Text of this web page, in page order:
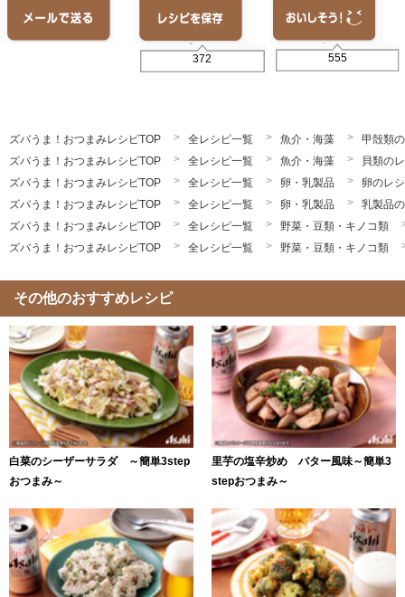
372 555
ズバうま！おつまみレシピTOP 全レシピ一覧 魚介・海藻
甲殻類
ズバうま！おつまみレシピTOP
全レシピ一覧 魚介・海藻
貝類の
ズバうま！おつまみレシピTOP
全レシピ一覧 卵・乳製品
卵のレ
ズバうま！おつまみレシピTOP
全レシピ一覧 卵・乳製品
乳製品
ズバうま！おつまみレシピTOP
全レシピ一覧
野菜・豆類・キノコ類
ズバうま！おつまみレシピTOP
全レシピ一覧 野菜・豆類・キノコ類
その他のおすすめレシピ
白菜のシーザーサラダ ～簡単3step
おつまみ～
里芋の塩辛炒め バター風味～簡単3
stepおつまみ～